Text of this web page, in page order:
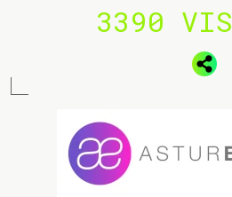
3390